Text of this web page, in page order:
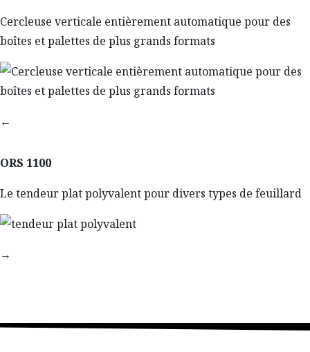
Cercleuse verticale entièrement automatique pour des
boîtes et palettes de plus grands formats
←
ORS 1100
Le tendeur plat polyvalent pour divers types de feuillard
→